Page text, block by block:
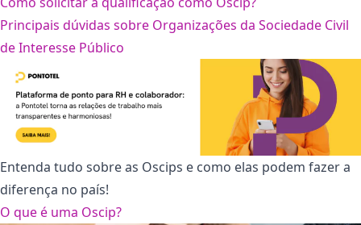
Principais dúvidas sobre Organizações da Sociedade Civil
de Interesse Público
Entenda tudo sobre as Oscips e como elas podem fazer a
diferença no país!
O que é uma Oscip?